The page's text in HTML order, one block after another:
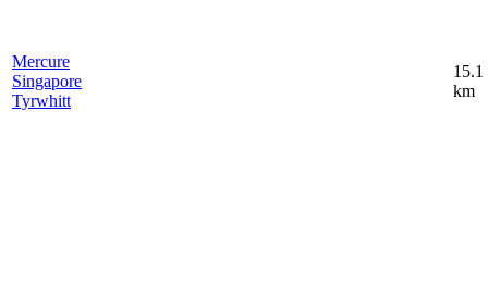
Mercure
Singapore
Tyrwhitt
15.1
km